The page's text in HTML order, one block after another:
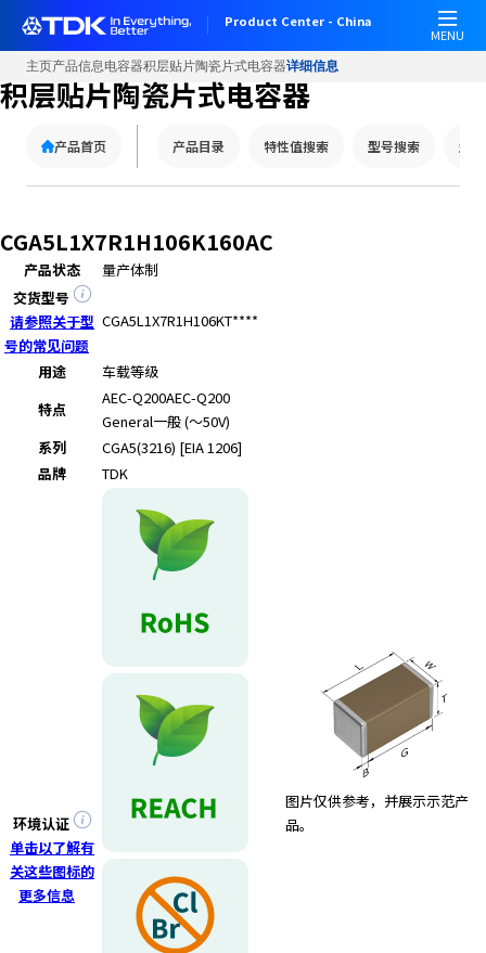
Product Center - China
MENU
主页产品信息电容器积层贴片陶瓷片式电容器详细信息
积层贴片陶瓷片式电容器
产品首页 产品目录 特性值搜索 型号搜索 型
CGA5L1X7R1H106K160AC
产品状态
量产体制
交货型号
请参照关于型
号的常见问题
CGA5L1X7R1H106KT****
用途
车载等级
特点
AEC-Q200AEC-Q200
General一般 (～50V)
系列
CGA5(3216) [EIA 1206]
品牌
TDK
环境认证
单击以了解有
关这些图标的
更多信息
图片仅供参考，并展示示范产
品。